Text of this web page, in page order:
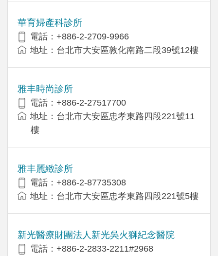
華育婦產科診所
電話：+886-2-2709-9966
地址：台北市大安區敦化南路二段39號12樓
雅丰時尚診所
電話：+886-2-27517700
地址：台北市大安區忠孝東路四段221號11
樓
雅丰麗緻診所
電話：+886-2-87735308
地址：台北市大安區忠孝東路四段221號5樓
新光醫療財團法人新光吳火獅紀念醫院
電話：+886-2-2833-2211#2968